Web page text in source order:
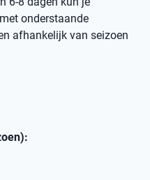
onderstaande
afhankelijk van seizoen